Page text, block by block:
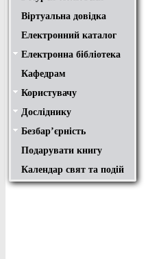
Віртуальна довідка
Електронний каталог
Електронна бібліотека
Положення
Доступ
Авторам
Пошук у ЕК. Інструкція
Кафедрам
Користувачу
Правила користування
Про обхідний лист
Медіатека "NMCBOOK"
Підручники онлайн
Путівник бібліотеками
Переходь на українську
Вивчаємо іноземну мову
Опис документів
Конференції НТУ
Досліднику
Законодавча база
Academic integrity
Плагіат
Локальний доступ
Ресурси вільного доступу
Наукова періодика
Бібліографічні менеджери
Безбар’єрність
Безбар’єрність це…
Путівник веб-ресурсами
Подарувати книгу
Календар свят та подій